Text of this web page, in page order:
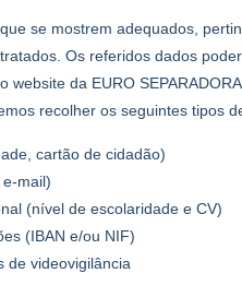
se mostrem adequados,
Os referidos dados
da EURO SEPARADORA.
recolher os seguintes tipos
cartão de cidadão)
mail)
(nível de escolaridade e CV)
(IBAN e/ou NIF)
de videovigilância